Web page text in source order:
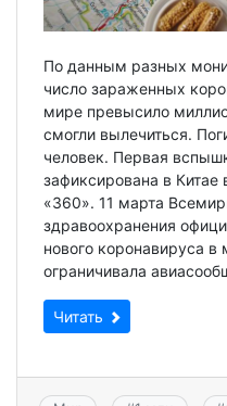
По данным разных
число зараженных
мире превысило
смогли вылечиться.
человек. Первая
зафиксирована в Китае
«360». 11 марта
здравоохранения
нового коронавируса в
ограничивала
Читать